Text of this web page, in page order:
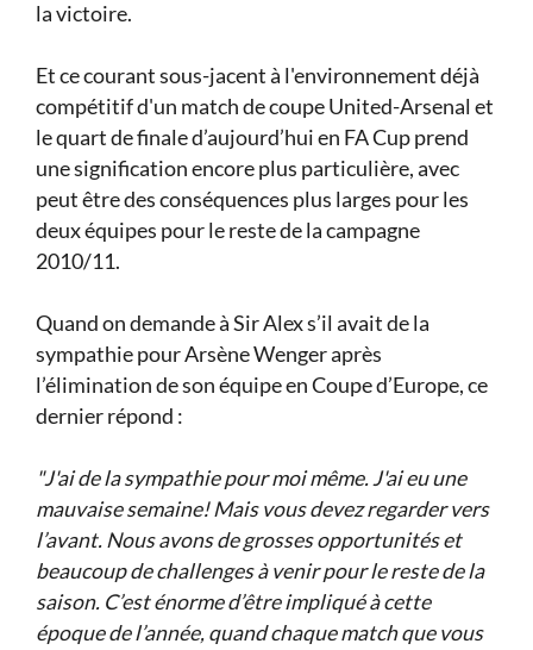
la victoire.
Et ce courant sous-jacent à l'environnement déjà
compétitif d'un match de coupe United-Arsenal et
le quart de finale d’aujourd’hui en FA Cup prend
une signification encore plus particulière, avec
peut être des conséquences plus larges pour les
deux équipes pour le reste de la campagne
2010/11.
Quand on demande à Sir Alex s’il avait de la
sympathie pour Arsène Wenger après
l’élimination de son équipe en Coupe d’Europe, ce
dernier répond :
"J'ai de la sympathie pour moi même. J'ai eu une
mauvaise semaine! Mais vous devez regarder vers
l’avant. Nous avons de grosses opportunités et
beaucoup de challenges à venir pour le reste de la
saison. C’est énorme d’être impliqué à cette
époque de l’année, quand chaque match que vous